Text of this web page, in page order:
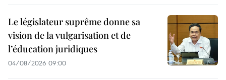
Le législateur suprême donne sa
vision de la vulgarisation et de
l’éducation juridiques
04/08/2026 09:00